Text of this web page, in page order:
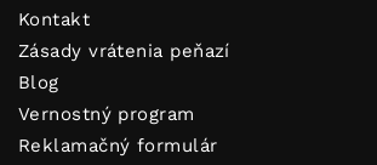
Kontakt
Zásady vrátenia peňazí
Blog
Vernostný program
Reklamačný formulár